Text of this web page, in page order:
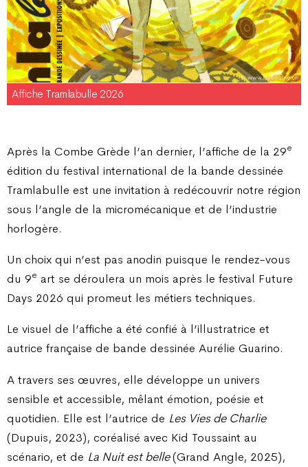
Affiche Tramlabulle 2026
Après la Combe Grède l’an dernier, l’affiche de la 29e
édition du festival international de la bande dessinée
Tramlabulle est une invitation à redécouvrir notre région
sous l’angle de la micromécanique et de l’industrie
horlogère.
Un choix qui n’est pas anodin puisque le rendez-vous
du 9e art se déroulera un mois après le festival Future
Days 2026 qui promeut les métiers techniques.
Le visuel de l’affiche a été confié à l’illustratrice et
autrice française de bande dessinée Aurélie Guarino.
A travers ses œuvres, elle développe un univers
sensible et accessible, mêlant émotion, poésie et
quotidien. Elle est l’autrice de Les Vies de Charlie
(Dupuis, 2023), coréalisé avec Kid Toussaint au
scénario, et de La Nuit est belle(Grand Angle, 2025),